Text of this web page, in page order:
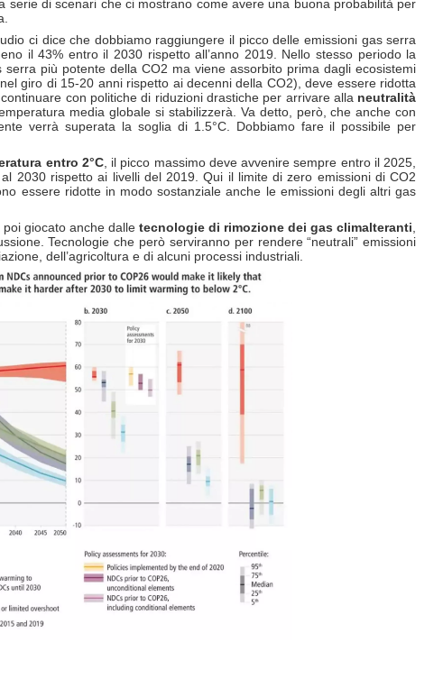
serie di scenari che ci mostrano come avere una buona probabilità per
ci dice che dobbiamo raggiungere il picco delle emissioni gas serra
il 43% entro il 2030 rispetto all’anno 2019. Nello stesso periodo la
più potente della CO2 ma viene assorbito prima dagli ecosistemi
giro di 15-20 anni rispetto ai decenni della CO2), deve essere ridotta
con politiche di riduzioni drastiche per arrivare alla neutralità
media globale si stabilizzerà. Va detto, però, che anche con
verrà superata la soglia di 1.5°C. Dobbiamo fare il possibile per
entro 2°C, il picco massimo deve avvenire sempre entro il 2025,
2030 rispetto ai livelli del 2019. Qui il limite di zero emissioni di CO2
essere ridotte in modo sostanziale anche le emissioni degli altri gas
poi giocato anche dalletecnologie di rimozione dei gas climalteranti,
Tecnologie che però serviranno per rendere “neutrali” emissioni
dell’agricoltura e di alcuni processi industriali.